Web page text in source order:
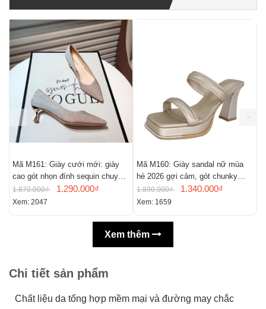
Mã M161: Giày cưới mới: giày
cao gót nhọn đính sequin chuyển
màu, giày mũi nhọn gợi cảm
1.870.000₫ 1.290.000₫
Xem: 2047
Mã M160: Giày sandal nữ mùa
hè 2026 gợi cảm, gót chunky
kiểu Pháp, mũi vuông, hở mũi
1.890.000₫ 1.340.000₫
Xem: 1659
Xem thêm
Chi tiết sản phẩm
Chất liệu da tổng hợp mềm mại và đường may chắc